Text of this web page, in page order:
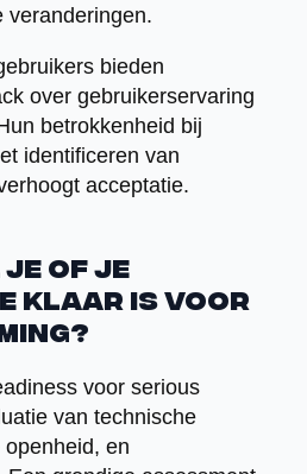
veranderingen.
bieden
over gebruikerservaring
betrokkenheid bij
identificeren van
acceptatie.
je of je
klaar is voor
voor serious
van technische
en